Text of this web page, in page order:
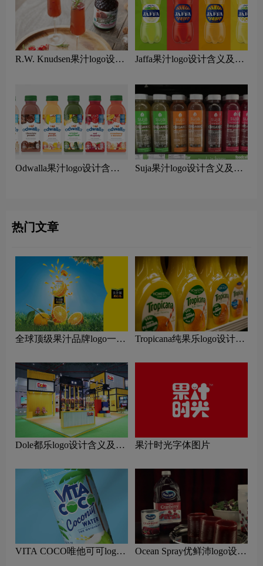
R.W. Knudsen果汁logo设计
Jaffa果汁logo设计含义及果
Odwalla果汁logo设计含义
Suja果汁logo设计含义及果
热门文章
全球顶级果汁品牌logo一
Tropicana纯果乐logo设计含
Dole都乐logo设计含义及果
果汁时光字体图片
VITA COCO唯他可可logo
Ocean Spray优鲜沛logo设计